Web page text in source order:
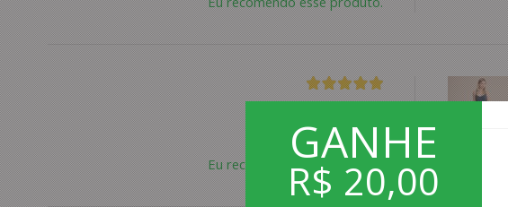
GANHE
R$ 20,00
28/12/2025
Eu recomendo esse produto.